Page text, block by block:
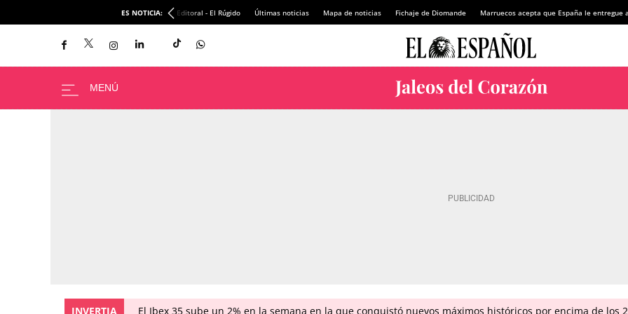
ES NOTICIA: Editoral - El Rúgido Últimas noticias Mapa de noticias Fichaje de Diomande Marruecos acepta que España le entregue
INVERTIA El Ibex 35 sube un 2% en la semana en la que conquistó nuevos máximos históricos por encima de los